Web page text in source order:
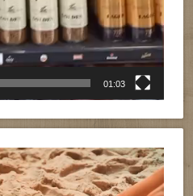
01:03